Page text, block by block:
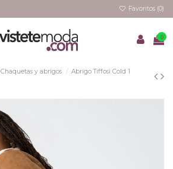
Favoritos (0)
0
Chaquetas y abrigos
Abrigo Tiffosi Cold 1